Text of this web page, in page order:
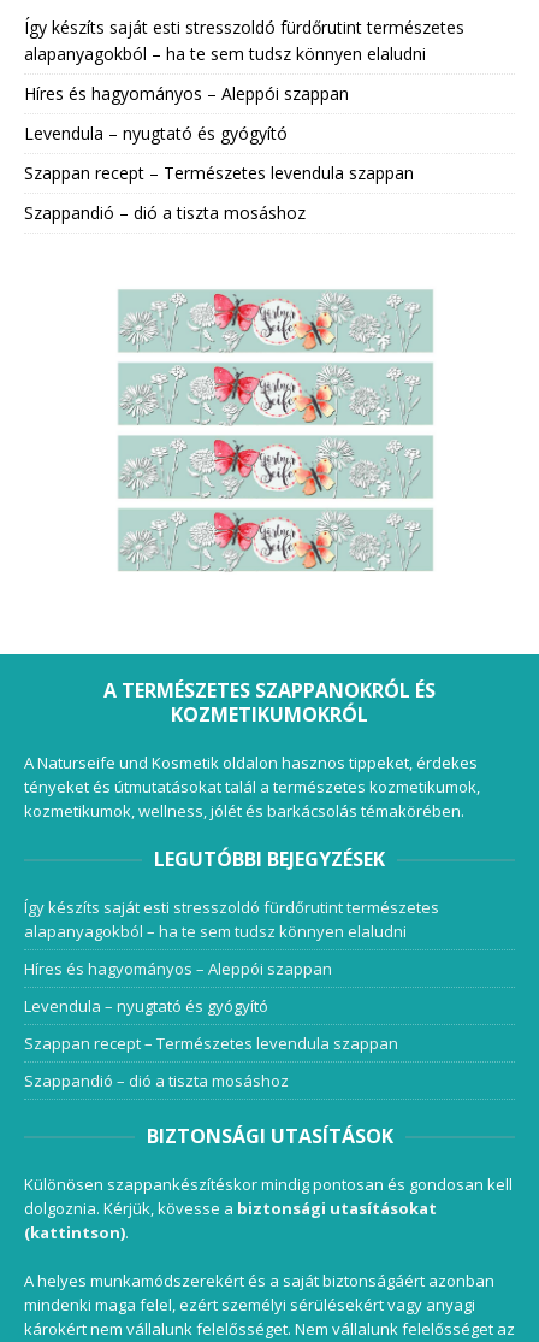
Így készíts saját esti stresszoldó fürdőrutint természetes
alapanyagokból – ha te sem tudsz könnyen elaludni
Híres és hagyományos – Aleppói szappan
Levendula – nyugtató és gyógyító
Szappan recept – Természetes levendula szappan
Szappandió – dió a tiszta mosáshoz
A TERMÉSZETES SZAPPANOKRÓL ÉS
KOZMETIKUMOKRÓL
A Naturseife und Kosmetik oldalon hasznos tippeket, érdekes
tényeket és útmutatásokat talál a természetes kozmetikumok,
kozmetikumok, wellness, jólét és barkácsolás témakörében.
LEGUTÓBBI BEJEGYZÉSEK
Így készíts saját esti stresszoldó fürdőrutint természetes
alapanyagokból – ha te sem tudsz könnyen elaludni
Híres és hagyományos – Aleppói szappan
Levendula – nyugtató és gyógyító
Szappan recept – Természetes levendula szappan
Szappandió – dió a tiszta mosáshoz
BIZTONSÁGI UTASÍTÁSOK
Különösen szappankészítéskor mindig pontosan és gondosan kell
dolgoznia. Kérjük, kövesse a biztonsági utasításokat
(kattintson).
A helyes munkamódszerekért és a saját biztonságáért azonban
mindenki maga felel, ezért személyi sérülésekért vagy anyagi
károkért nem vállalunk felelősséget. Nem vállalunk felelősséget az